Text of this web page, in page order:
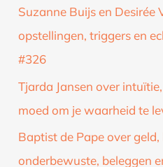
Suzanne Buijs en Desirée
opstellingen, triggers en
#326
Tjarda Jansen over
moed om je waarheid te
Baptist de Pape over
onderbewuste, beleggen